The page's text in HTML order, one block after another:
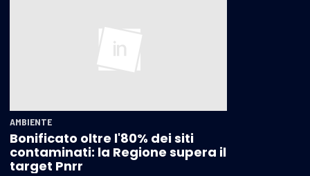
AMBIENTE
Bonificato oltre l'80% dei siti
contaminati: la Regione supera il
target Pnrr